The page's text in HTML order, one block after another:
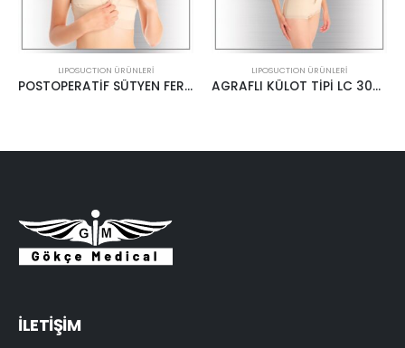
LIPOSUCTION ÜRÜNLERİ LIPOSUCTION ÜRÜNLERİ
İLETİŞİM